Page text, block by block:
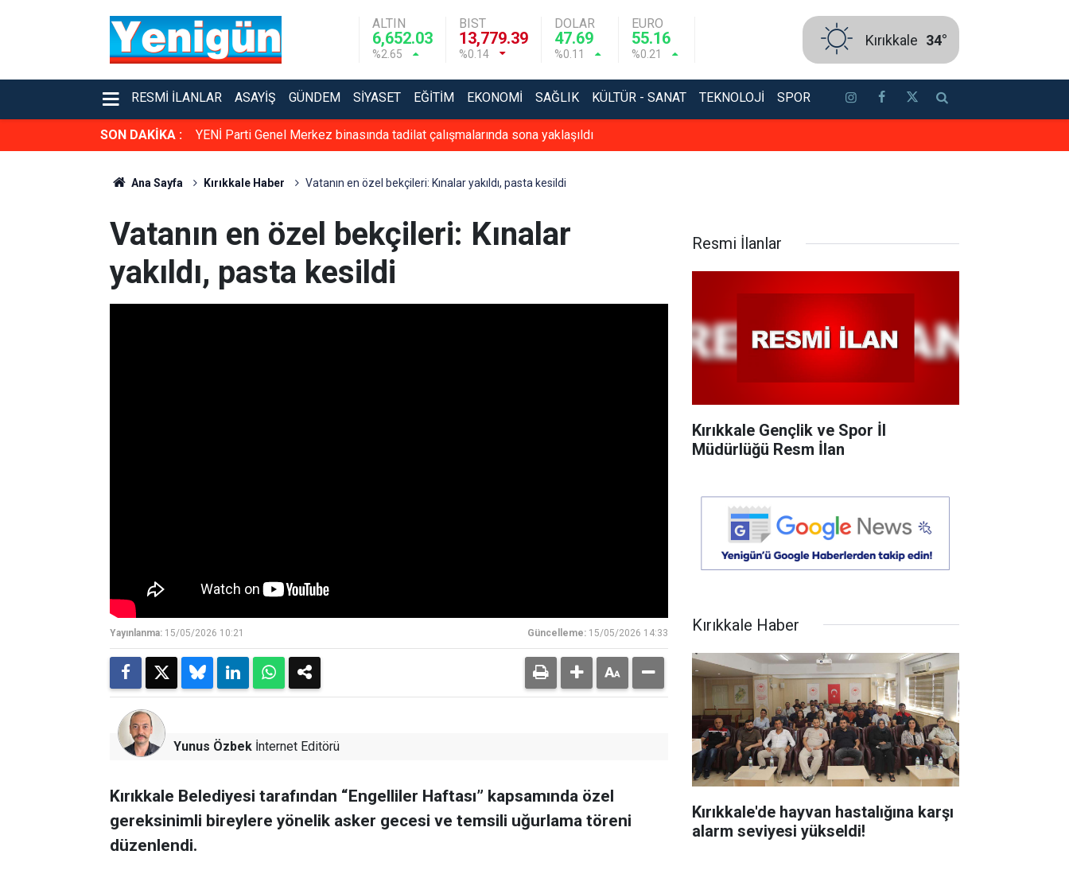
ALTIN
6,652.03
%2.65
BIST
13,779.39
%0.14
DOLAR
47.69
%0.11
EURO
55.16
%0.21
Kırıkkale 34°
RESMI İLANLAR ASAYIŞ GÜNDEM SIYASET EĞITIM EKONOMI SAĞLIK KÜLTÜR - SANAT TEKNOLOJI SPOR
SON DAKİKA : YENİ Parti Genel Merkez binasında tadilat çalışmalarında sona yaklaşıldı
Ana Sayfa Kırıkkale Haber Vatanın en özel bekçileri: Kınalar yakıldı, pasta kesildi
Vatanın en özel bekçileri: Kınalar
yakıldı, pasta kesildi
Yayınlanma: 15/05/2026 10:21 Güncelleme: 15/05/2026 14:33
Yunus Özbek İnternet Editörü
Kırıkkale Belediyesi tarafından “Engelliler Haftası” kapsamında özel
gereksinimli bireylere yönelik asker gecesi ve temsili uğurlama töreni
düzenlendi.
Resmi İlanlar
Kırıkkale Gençlik ve Spor İl
Müdürlüğü Resm İlan
Kırıkkale Haber
Kırıkkale'de hayvan hastalığına karşı
alarm seviyesi yükseldi!